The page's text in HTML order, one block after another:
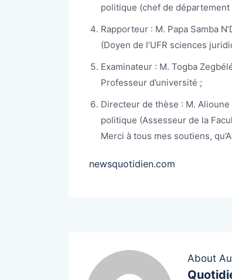
politique (chef de
Rapporteur : M. Papa Samba
(Doyen de l’UFR sciences
Examinateur : M. Togba
Professeur d’université ;
Directeur de thèse : M.
politique (Assesseur de la
Merci à tous mes soutiens,
newsquotidien.com
About